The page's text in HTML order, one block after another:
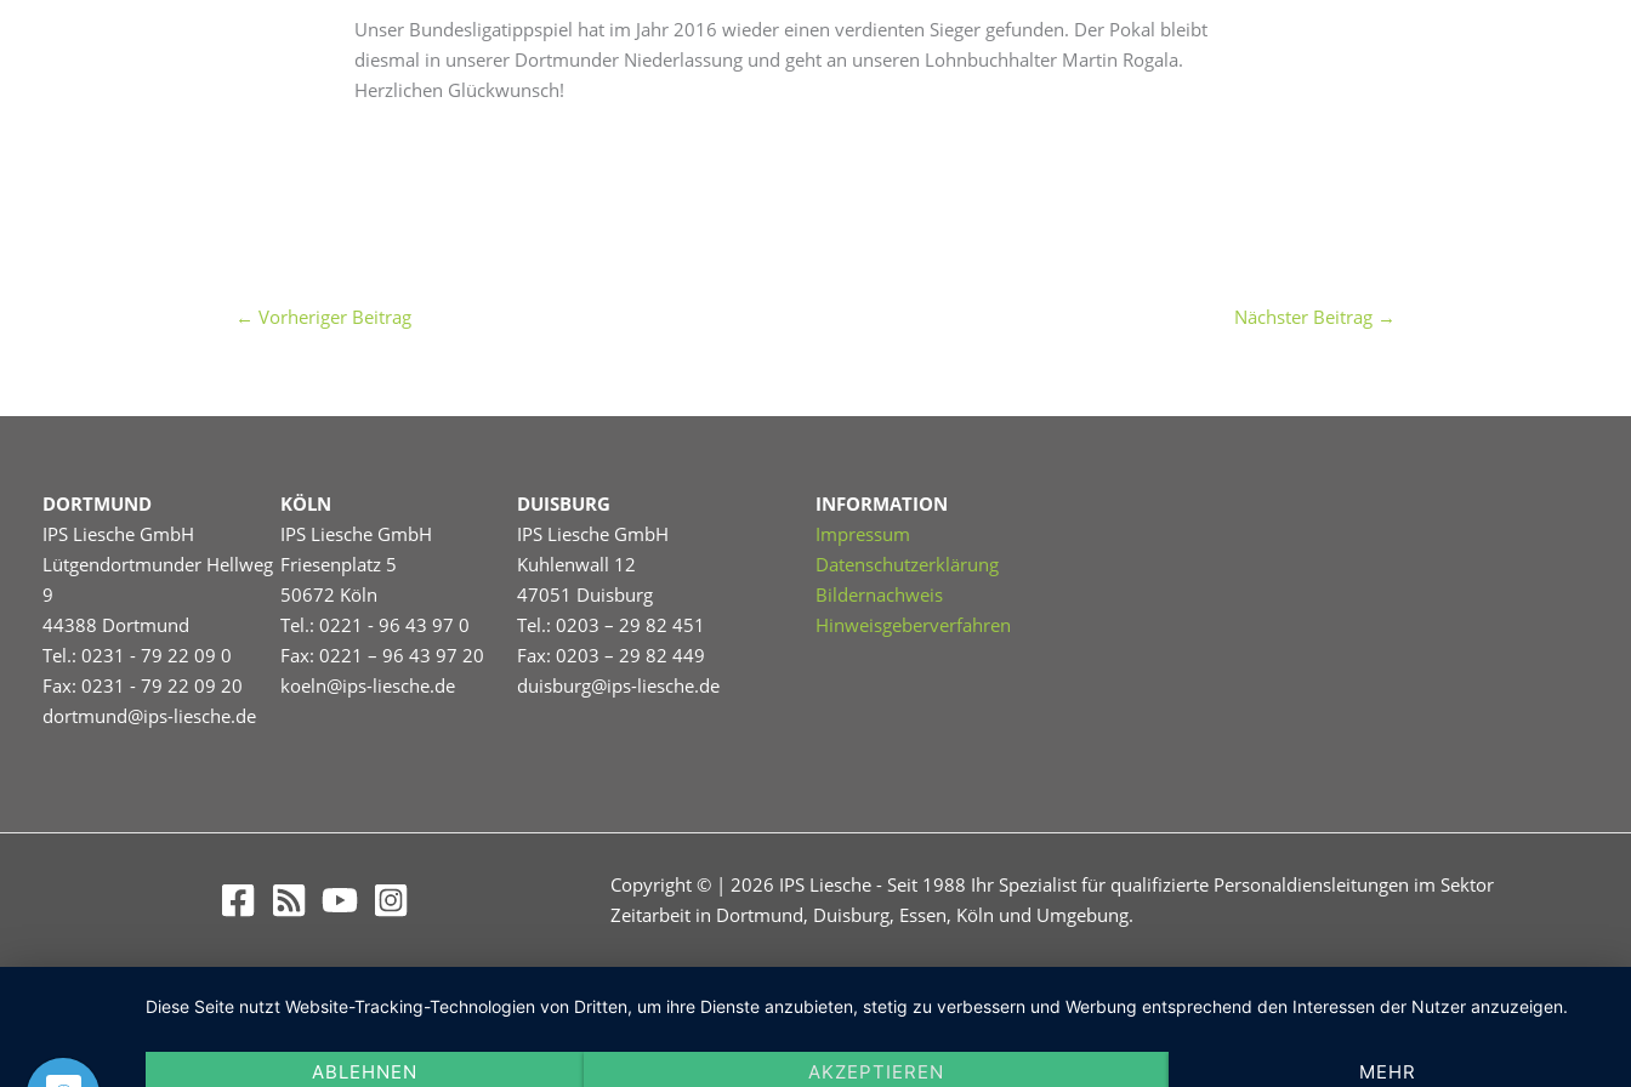
Unser Bundesligatippspiel hat im Jahr 2016 wieder einen verdienten Sieger gefunden. Der Pokal bleibt
diesmal in unserer Dortmunder Niederlassung und geht an unseren Lohnbuchhalter Martin Rogala.
Herzlichen Glückwunsch!
← Vorheriger Beitrag Nächster Beitrag →
DORTMUND
IPS Liesche GmbH
Lütgendortmunder Hellweg
9
44388 Dortmund
Tel.: 0231 - 79 22 09 0
Fax: 0231 - 79 22 09 20
dortmund@ips-liesche.de
KÖLN
IPS Liesche GmbH
Friesenplatz 5
50672 Köln
Tel.: 0221 - 96 43 97 0
Fax: 0221 – 96 43 97 20
koeln@ips-liesche.de
DUISBURG
IPS Liesche GmbH
Kuhlenwall 12
47051 Duisburg
Tel.: 0203 – 29 82 451
Fax: 0203 – 29 82 449
duisburg@ips-liesche.de
INFORMATION
Impressum
Datenschutzerklärung
Bildernachweis
Hinweisgeberverfahren
Copyright © | 2026 IPS Liesche - Seit 1988 Ihr Spezialist für qualifizierte Personaldiensleitungen im Sektor
Zeitarbeit in Dortmund, Duisburg, Essen, Köln und Umgebung.
Diese Seite nutzt Website-Tracking-Technologien von Dritten, um ihre Dienste anzubieten, stetig zu verbessern und Werbung entsprechend den Interessen der Nutzer anzuzeigen.
ABLEHNEN AKZEPTIEREN MEHR